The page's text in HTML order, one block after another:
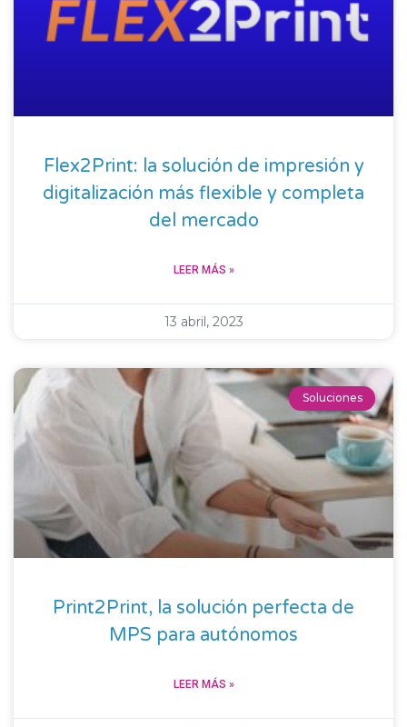
Flex2Print: la solución de impresión y
digitalización más flexible y completa
del mercado
LEER MÁS »
13 abril, 2023
Soluciones
Print2Print, la solución perfecta de
MPS para autónomos
LEER MÁS »